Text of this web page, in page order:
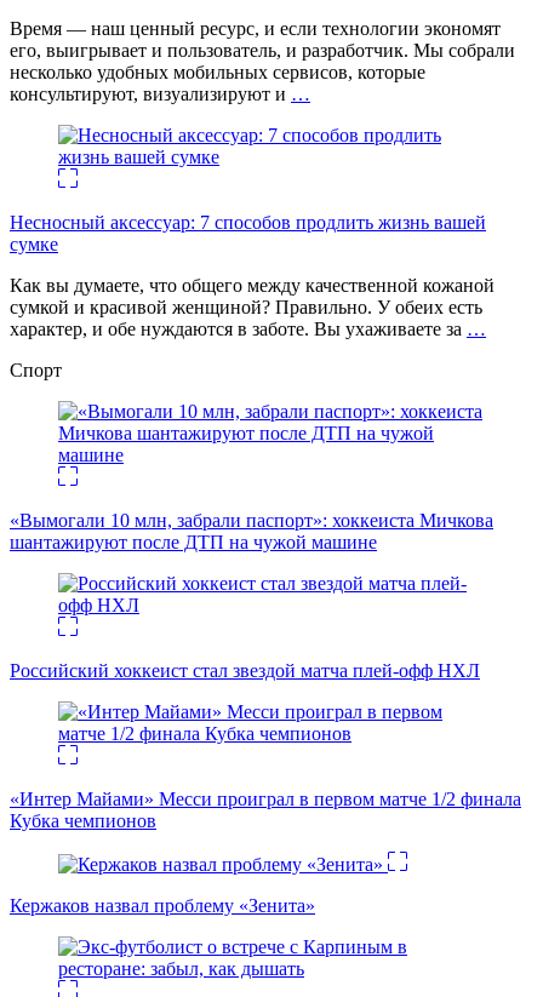
Время — наш ценный ресурс, и если технологии экономят
его, выигрывает и пользователь, и разработчик. Мы собрали
несколько удобных мобильных сервисов, которые
консультируют, визуализируют и …
Несносный аксессуар: 7 способов продлить жизнь вашей
сумке
Как вы думаете, что общего между качественной кожаной
сумкой и красивой женщиной? Правильно. У обеих есть
характер, и обе нуждаются в заботе. Вы ухаживаете за …
Спорт
«Вымогали 10 млн, забрали паспорт»: хоккеиста Мичкова
шантажируют после ДТП на чужой машине
Российский хоккеист стал звездой матча плей-офф НХЛ
«Интер Майами» Месси проиграл в первом матче 1/2 финала
Кубка чемпионов
Кержаков назвал проблему «Зенита»